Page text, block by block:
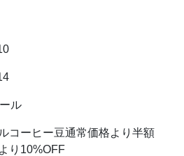
ル
コーヒー豆通常価格より半額
り10%OFF